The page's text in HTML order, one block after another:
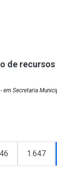
de
Secretaria
1.647